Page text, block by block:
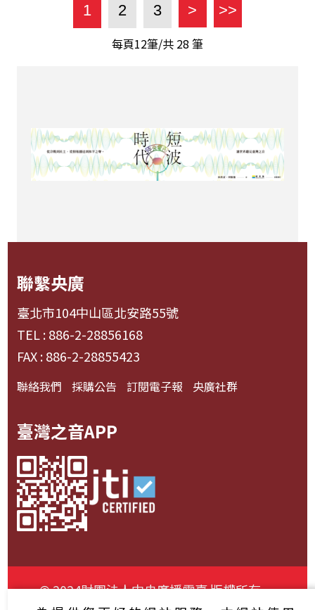
1 2 3 > >>
每頁12筆/共 28 筆
聯繫央廣
臺北市104中山區北安路55號
TEL : 886-2-28856168
FAX : 886-2-28855423
聯絡我們 採購公告 訂閱電子報 央廣社群
臺灣之音APP
© 2024財團法人中央廣播電臺 版權所有